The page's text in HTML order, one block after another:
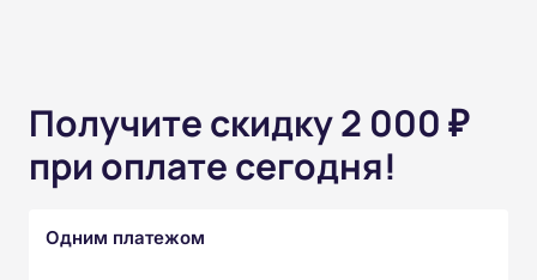
Получите скидку 2 000 ₽
при оплате сегодня!
Одним платежом